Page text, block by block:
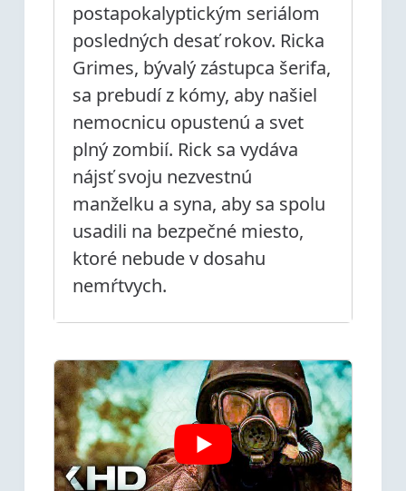
postapokalyptickým seriálom
posledných desať rokov. Ricka
Grimes, bývalý zástupca šerifa,
sa prebudí z kómy, aby našiel
nemocnicu opustenú a svet
plný zombií. Rick sa vydáva
nájsť svoju nezvestnú
manželku a syna, aby sa spolu
usadili na bezpečné miesto,
ktoré nebude v dosahu
nemŕtvych.